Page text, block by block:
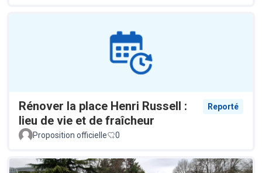
Rénover la place Henri Russell :
lieu de vie et de fraîcheur
Reporté
Proposition officielle 0